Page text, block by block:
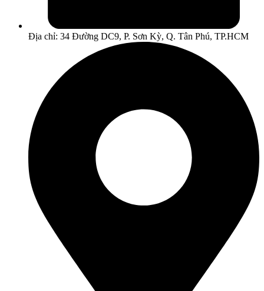
Địa chỉ: 34 Đường DC9, P. Sơn Kỳ, Q. Tân Phú, TP.HCM